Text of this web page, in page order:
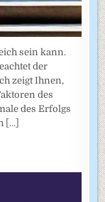
sein kann.
der
zeigt Ihnen,
des
des Erfolgs
[...]